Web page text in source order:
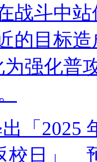
战斗中
的目标
强化普